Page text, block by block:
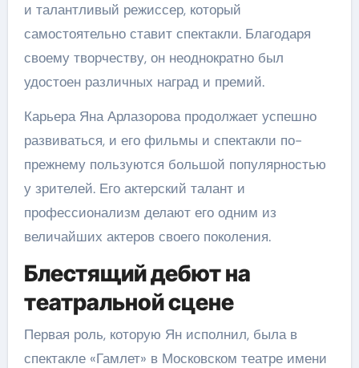
и талантливый режиссер, который
самостоятельно ставит спектакли. Благодаря
своему творчеству, он неоднократно был
удостоен различных наград и премий.
Карьера Яна Арлазорова продолжает успешно
развиваться, и его фильмы и спектакли по-
прежнему пользуются большой популярностью
у зрителей. Его актерский талант и
профессионализм делают его одним из
величайших актеров своего поколения.
Блестящий дебют на
театральной сцене
Первая роль, которую Ян исполнил, была в
спектакле «Гамлет» в Московском театре имени